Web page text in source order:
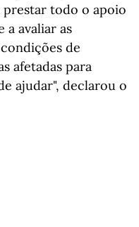
prestar todo o apoio
a avaliar as
de
afetadas para
ajudar", declarou o